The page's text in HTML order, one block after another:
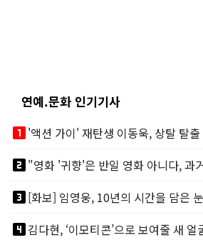
연예.문화 인기기사
looks_one
looks_two"영화 '귀향'은 반일 영화 아니다, 과
looks_3[화보] 임영웅, 10년의 시간을 담은
looks_4김다현, ‘이모티콘’으로 보여줄 새